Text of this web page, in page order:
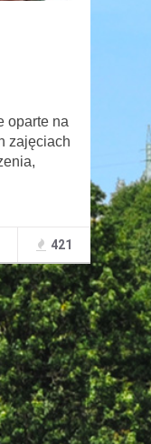
oparte na
zajęciach
421